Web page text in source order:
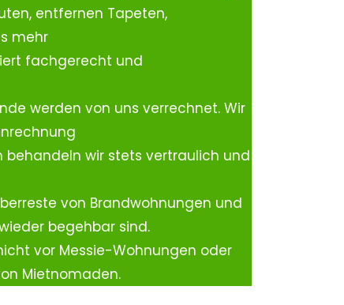
entfernen Tapeten,
mehr
fachgerecht und
werden von uns verrechnet. Wir
behandeln wir stets vertraulich und
von Brandwohnungen und
begehbar sind.
vor Messie-Wohnungen oder
Mietnomaden.